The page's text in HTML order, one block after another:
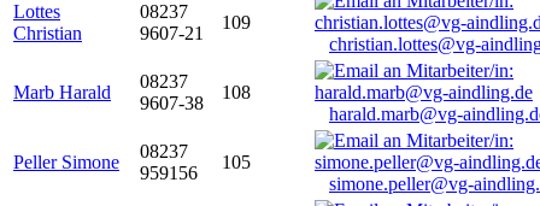
Lottes
Christian
08237
9607-21
109
christian.lottes@vg-
Marb Harald
08237
9607-38
108
harald.marb@vg-
Peller Simone
08237
959156
105
simone.peller@vg-